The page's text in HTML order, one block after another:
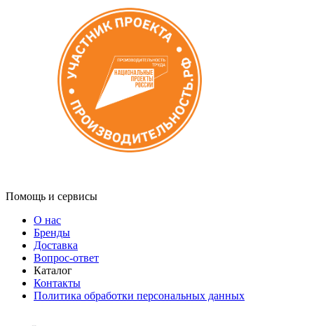
Помощь и сервисы
О нас
Бренды
Доставка
Вопрос-ответ
Каталог
Контакты
Политика обработки персональных данных